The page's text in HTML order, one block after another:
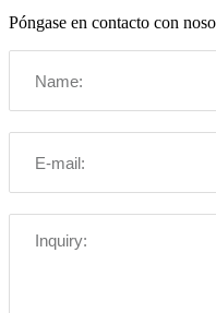
Póngase en contacto con